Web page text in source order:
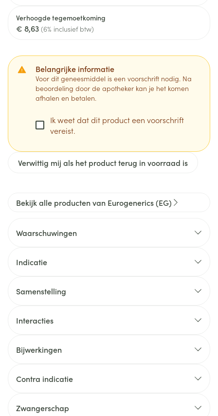
Verhoogde tegemoetkoming
€ 8,63 (6% inclusief btw)
Belangrijke informatie
Voor dit geneesmiddel is een voorschrift nodig. Na
beoordeling door de apotheker kan je het komen
afhalen en betalen.
Ik weet dat dit product een voorschrift
vereist.
Verwittig mij als het product terug in voorraad is
Bekijk alle producten van Eurogenerics (EG)
Waarschuwingen
Indicatie
Samenstelling
Interacties
Bijwerkingen
Contra indicatie
Zwangerschap